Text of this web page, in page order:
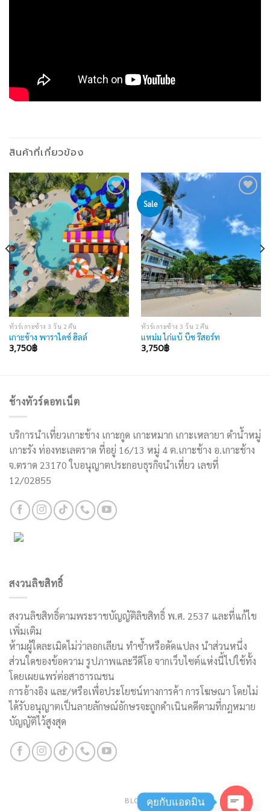
สินค้าที่เกี่ยวข้อง
Add to
wishlist
ทัวร์เกาะช้าง 3 วัน 2 คืน
เกาะช้าง พาราไดซ์ ฮิลล์
3,750฿
Sale
Add to
wishlist
ทัวร์เกาะช้าง 3 วัน 2 คืน
แหม่ม ไก่แบ้ บีช รีสอร์ท
3,750฿
ช้างทัวร์ดอทเน็ต
บริการนำเที่ยวเกาะช้าง เกาะกูด เกาะหมาก เกาะเหลายา ดำน้ำหมู่
เกาะรัง ท่องทะเลตราด ที่อยู่ 16/13 หมู่ 4 ต.เกาะช้าง อ.เกาะช้าง
จ.ตราด 23170 ใบอนุญาตประกอบธุรกิจนำเที่ยว เลขที่
12/02855
สงวนลิขสิทธิ์
สงวนลิขสิทธิ์ตามพระราชบัญญัติลิขสิทธิ์ พ.ศ. 2537 และที่แก้ไข
เพิ่มเติม
ห้ามผู้ใดละเมิดไม่ว่าลอกเลียน ทำซ้ำหรือดัดแปลง นำส่วนหนึ่ง
ส่วนใดของข้อความ รูปภาพและวีดีโอ จากเว็บไซต์แห่งนี้ไปใช้ทั้ง
โดยเผยแพร่ต่อสาธารณชน
การอ้างอิง และ/หรือเพื่อประโยชน์ทางการค้า การโฆษณา โดยไม่
ได้รับอนุญาตเป็นลายลักษณ์อักษรจะถูกดำเนินคดีตามที่กฎหมาย
บัญญัติไว้สูงสุด
BLOG คุยกับแอดมิน